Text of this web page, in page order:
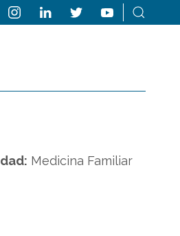
Medicina Familiar